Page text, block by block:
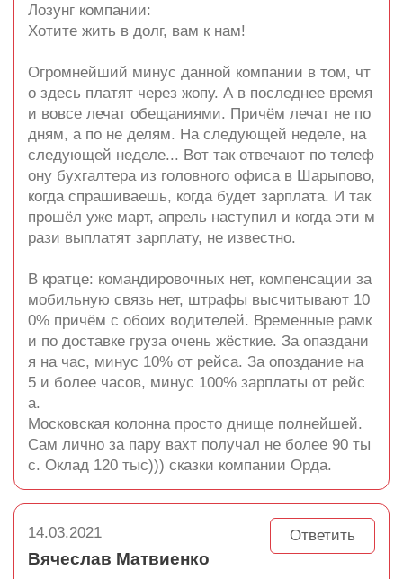
Лозунг компании:
Хотите жить в долг, вам к нам!
Огромнейший минус данной компании в том, чт
о здесь платят через жопу. А в последнее время
и вовсе лечат обещаниями. Причём лечат не по
дням, а по не делям. На следующей неделе, на
следующей неделе... Вот так отвечают по телеф
ону бухгалтера из головного офиса в Шарыпово,
когда спрашиваешь, когда будет зарплата. И так
прошёл уже март, апрель наступил и когда эти м
рази выплатят зарплату, не известно.
В кратце: командировочных нет, компенсации за
мобильную связь нет, штрафы высчитывают 10
0% причём с обоих водителей. Временные рамк
и по доставке груза очень жёсткие. За опаздани
я на час, минус 10% от рейса. За опоздание на
5 и более часов, минус 100% зарплаты от рейс
а.
Московская колонна просто днище полнейшей.
Сам лично за пару вахт получал не более 90 ты
с. Оклад 120 тыс))) сказки компании Орда.
14.03.2021 Ответить
Вячеслав Матвиенко